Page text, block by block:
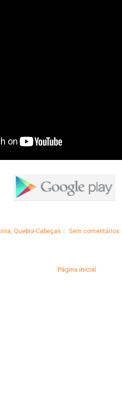
, Quebra-Cabeças Sem comentários
Página inicial